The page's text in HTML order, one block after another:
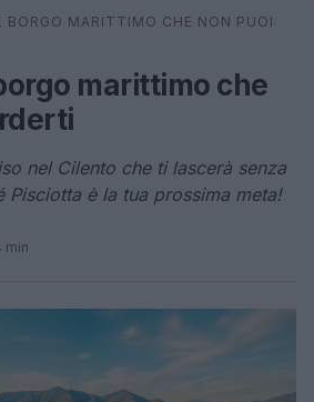
⌕ ×
BORGO MARITTIMO CHE NON PUOI
marittimo che
nel Cilento che ti lascerà senza
Pisciotta è la tua prossima meta!
min